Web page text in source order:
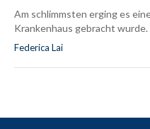
Am schlimmsten erging es
Krankenhaus gebracht wurde.
Federica Lai